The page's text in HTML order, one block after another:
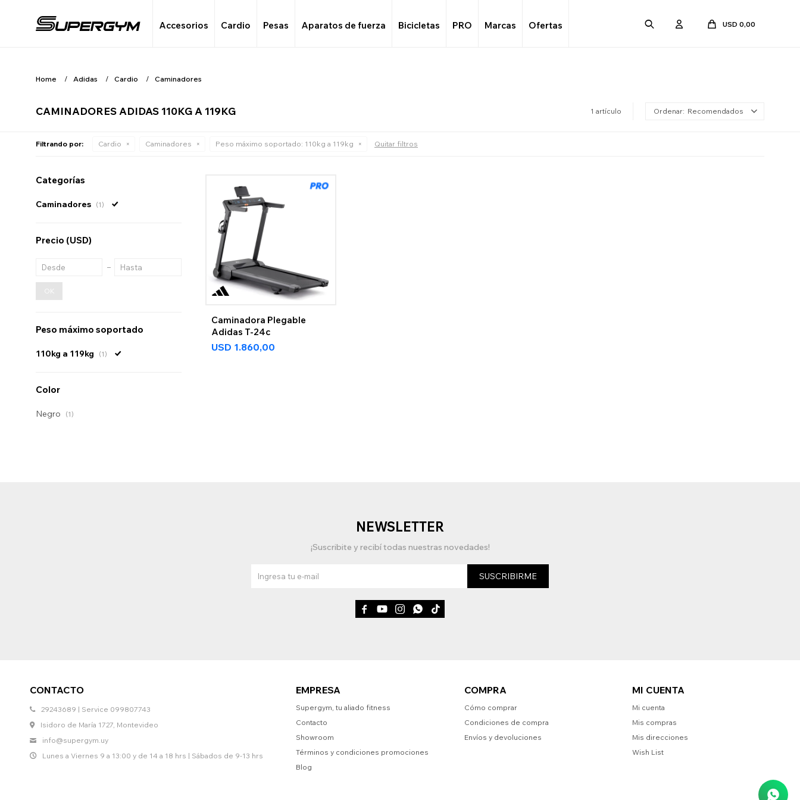
Accesorios Cardio Pesas Aparatos de fuerza Bicicletas PRO Marcas Ofertas USD 0,00
Home Adidas Cardio Caminadores
CAMINADORES ADIDAS 110KG A 119KG 1 artículo Recomendados
Filtrando por: Cardio Caminadores Peso máximo soportado: 110kg a 119kg Quitar filtros
Caminadora Plegable
Adidas T-24c
USD 1.860,00
Categorías
Caminadores (1)
Precio (USD)
OK
Peso máximo soportado
110kg a 119kg (1)
Color
Negro (1)
CONTACTO
29243689 | Service 099807743
Isidoro de María 1727, Montevideo
info@supergym.uy
Lunes a Viernes 9 a 13:00 y de 14 a 18 hrs | Sábados de 9-13 hrs
EMPRESA
Supergym, tu aliado fitness
Contacto
Showroom
Términos y condiciones promociones
Blog
COMPRA
Cómo comprar
Condiciones de compra
Envíos y devoluciones
MI CUENTA
Mi cuenta
Mis compras
Mis direcciones
Wish List
NEWSLETTER
¡Suscribite y recibí todas nuestras novedades!
SUSCRIBIRME
    